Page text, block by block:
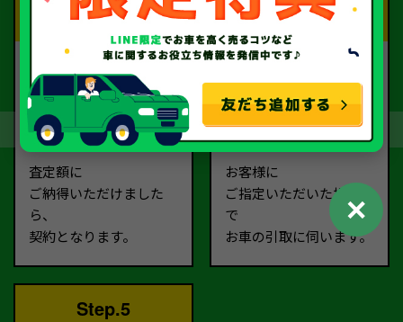
Step.3
契約
査定額に
ご納得いただけました
ら、
契約となります。
Step.4
お引取り
お客様に
ご指定いただいた場所ま
で
お車の引取に伺います。
Step.5
✕